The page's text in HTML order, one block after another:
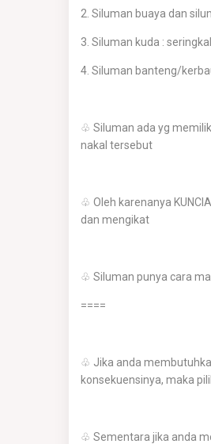
2. Siluman buaya dan
3. Siluman kuda :
4. Siluman banteng/
♧ Siluman ada yg
nakal tersebut
♧ Oleh karenanya
dan mengikat
♧ Siluman punya cara
====
♧ Jika anda
konsekuensinya, maka
♧ Sementara jika anda